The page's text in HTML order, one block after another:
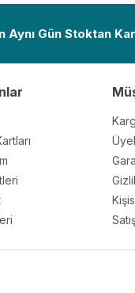
Aynı Gün Stoktan